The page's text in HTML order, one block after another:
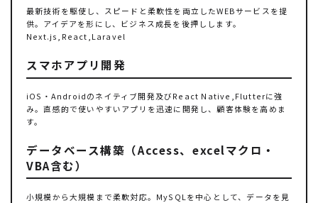
最新技術を駆使し、スピードと柔軟性を両立したWEBサービスを提
供。アイデアを形にし、ビジネス成長を後押しします。
Next.js,React,Laravel
スマホアプリ開発
iOS・Androidのネイティブ開発及びReact Native,Flutterに強
み。直感的で使いやすいアプリを迅速に開発し、顧客体験を高めま
す。
データベース構築（Access、excelマクロ・
VBA含む）
小規模から大規模まで柔軟対応。MySQLを中心として、データを見